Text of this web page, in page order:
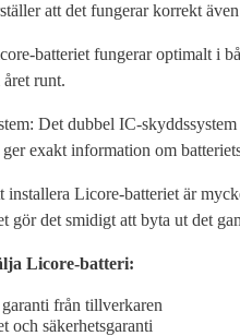
att det fungerar korrekt
batteriet fungerar optimalt i
runt.
Det dubbel IC-
exakt information om
Licore-batteriet är
gör det smidigt att byta ut det
Licore-batteri:
garanti från tillverkaren
och säkerhetsgaranti